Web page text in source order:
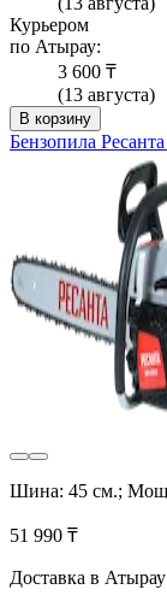
Курьером
по Атырау:
3 600 ₸
(13 августа)
В корзину
Бензопила
Шина: 45 см.;
51 990 ₸
Доставка в Атырау